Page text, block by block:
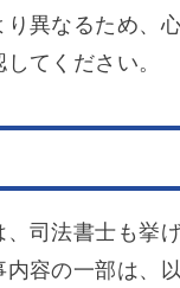
異なるため、
てください。
司法書士も挙
容の一部は、